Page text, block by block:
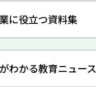
に役立つ資料集
わかる教育ニュース